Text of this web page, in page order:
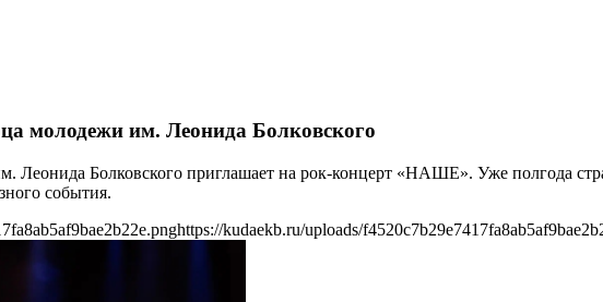
молодежи им. Леонида Болковского
Леонида Болковского приглашает на рок-концерт «НАШЕ». Уже полгода
события.
https://kudaekb.ru/uploads/